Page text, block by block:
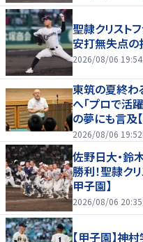
聖隷クリスト
安打無失点の
2026/08/06 19:54
東筑の夏終
へ「プロで活
の夢にも言及
2026/08/06 19:52
佐野日大・鈴
勝利！聖隷ク
甲子園】
2026/08/06 20:35
【甲子園】神